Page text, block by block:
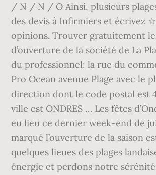
/ N / N / O Ainsi, plusieurs
des devis à Infirmiers et écrivez
opinions. Trouver gratuitement
d’ouverture de la société de La
du professionnel: la rue du
Pro Ocean avenue Plage avec le
direction dont le code postal est
ville est ONDRES … Les fêtes
eu lieu ce dernier week-end de
marqué l’ouverture de la saison
quelques lieues des plages
énergie et perdons notre